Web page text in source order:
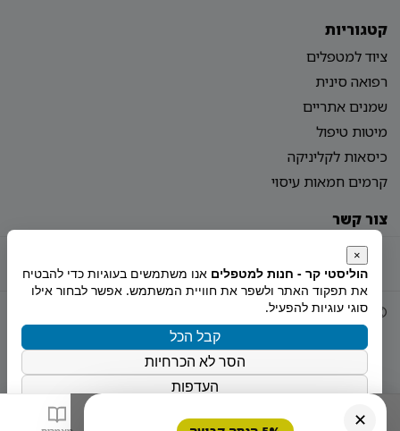
קטגוריות
ציוד למטפלים
רפואה סינית
שמנים אתריים
מיטות טיפול
כיסאות לקליניקה
קרמים חמאות עיסוי
צור קשר
© 2026 Holistiy
✕
×
הוליסטי קר - חנות למטפלים אנו משתמשים בעוגיות כדי להבטיח
את תפקוד האתר ולשפר את חוויית המשתמש. אפשר לבחור אילו
סוגי עוגיות להפעיל.
קבל הכל
הסר לא הכרחיות
העדפות